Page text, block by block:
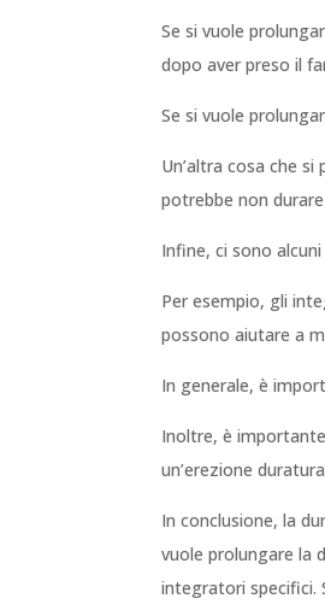
Se si vuole
dopo aver preso il
Se si vuole
Un’altra cosa che
potrebbe non
Infine, ci sono
Per esempio, gli
possono aiutare a
In generale, è
Inoltre, è
un’erezione
In conclusione, la
vuole prolungare la
integratori specifici.